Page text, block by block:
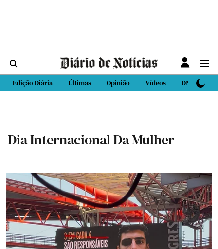
Edição Diária Últimas Opinião Vídeos DN Sport
Dia Internacional Da Mulher